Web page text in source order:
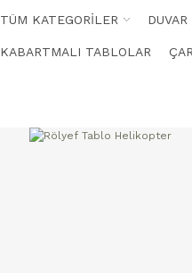
TÜM KATEGORİLER
KABARTMALI TABLOLAR